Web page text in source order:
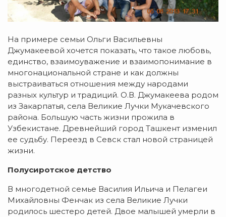
На примере семьи Ольги Васильевны
Джумакеевой хочется показать, что такое любовь,
единство, взаимоуважение и взаимопонимание в
многонациональной стране и как должны
выстраиваться отношения между народами
разных культур и традиций. О.В. Джумакеева родом
из Закарпатья, села Великие Лучки Мукачевского
района. Большую часть жизни прожила в
Узбекистане. Древнейший город Ташкент изменил
ее судьбу. Переезд в Севск стал новой страницей
жизни.
Полусиротское детство
В многодетной семье Василия Ильича и Пелагеи
Михайловны Фенчак из села Великие Лучки
родилось шестеро детей. Двое малышей умерли в